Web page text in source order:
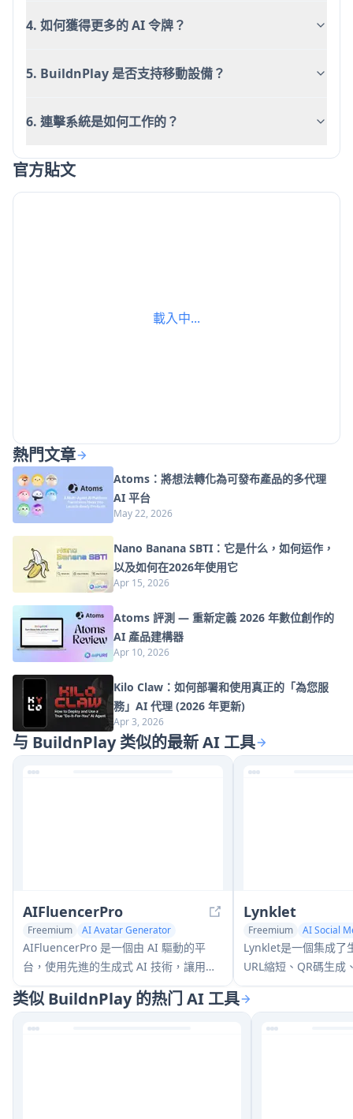
4. 如何獲得更多的 AI 令牌？
5. BuildnPlay 是否支持移動設備？
6. 連擊系統是如何工作的？
官方貼文
載入中...
熱門文章
Atoms：將想法轉化為可發布產品的多代理
AI 平台
May 22, 2026
Nano Banana SBTI：它是什么，如何运作，
以及如何在2026年使用它
Apr 15, 2026
Atoms 評測 — 重新定義 2026 年數位創作的
AI 產品建構器
Apr 10, 2026
Kilo Claw：如何部署和使用真正的「為您服
務」AI 代理 (2026 年更新)
Apr 3, 2026
与 BuildnPlay 类似的最新 AI 工具
AIFluencerPro
Freemium
AI Avatar Generator
AI Social Media Assistant
AIFluencerPro 是一個由 AI 驅動的平
台，使用先進的生成式 AI 技術，讓用戶
在幾分鐘內創建照片級真實的 AI 影響者
並生成高質量的 AI 圖像。
Lynklet
Freemium
AI Social
Multi-purpose Tools
Lynklet是一個集成了
URL縮短、QR碼生成
托管功能的全方位社
类似 BuildnPlay 的热门 AI 工具